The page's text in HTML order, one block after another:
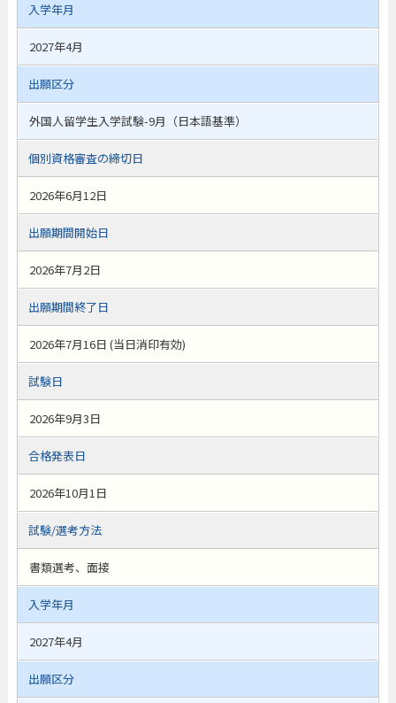
入学年月
2027年4月
出願区分
外国人留学生入学試験-9月（日本語基準）
個別資格審査の締切日
2026年6月12日
出願期間開始日
2026年7月2日
出願期間終了日
2026年7月16日 (当日消印有効)
試験日
2026年9月3日
合格発表日
2026年10月1日
試験/選考方法
書類選考、面接
入学年月
2027年4月
出願区分